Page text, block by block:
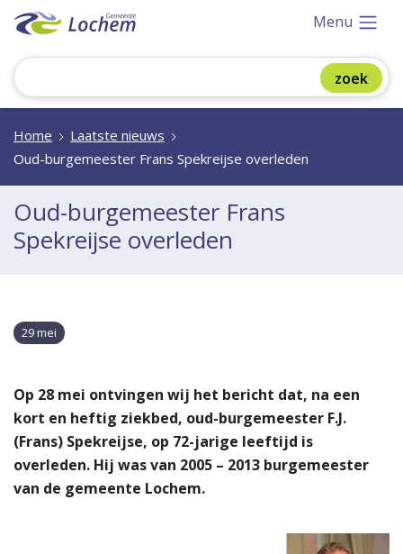
Menu
Home
Laatste nieuws
Oud-burgemeester Frans Spekreijse overleden
Oud-burgemeester Frans
Spekreijse overleden
29 mei
Op 28 mei ontvingen wij het bericht dat, na een
kort en heftig ziekbed, oud-burgemeester F.J.
(Frans) Spekreijse, op 72-jarige leeftijd is
overleden. Hij was van 2005 – 2013 burgemeester
van de gemeente Lochem.